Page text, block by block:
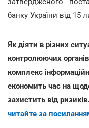
банку України від 15
Як діяти в різних
контролюючих
комплекс
економить час на
захистить від ризиків.
читайте за